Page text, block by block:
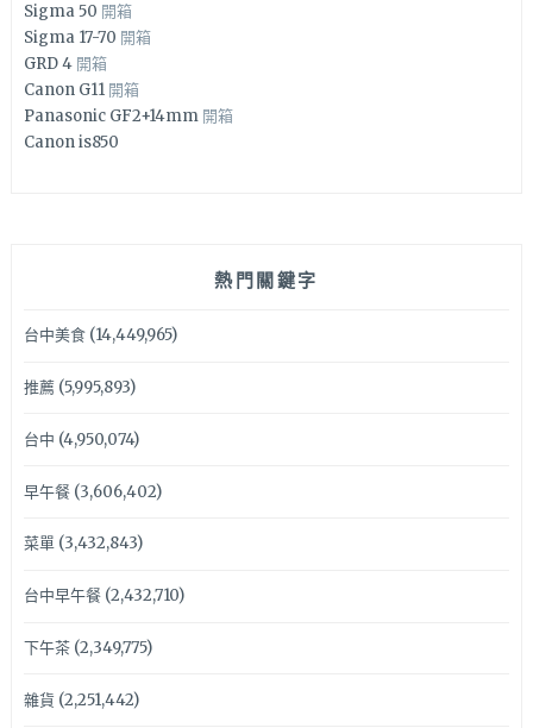
Sigma 50 開箱
Sigma 17-70 開箱
GRD 4 開箱
Canon G11 開箱
Panasonic GF2+14mm 開箱
Canon is850
熱門關鍵字
台中美食(14,449,965)
推薦(5,995,893)
台中 (4,950,074)
早午餐(3,606,402)
菜單(3,432,843)
台中早午餐(2,432,710)
下午茶(2,349,775)
雜貨 (2,251,442)